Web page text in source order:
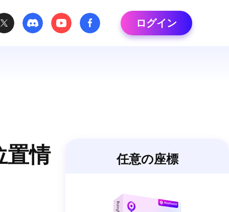
ログイン
置情 任意の座標